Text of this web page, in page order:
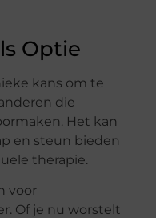
Optie
kans om te
die
Het kan
en steun bieden
therapie.
voor
Of je nu worstelt